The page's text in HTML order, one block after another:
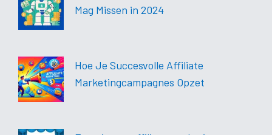
Mag Missen in 2024
Hoe Je Succesvolle Affiliate
Marketingcampagnes Opzet